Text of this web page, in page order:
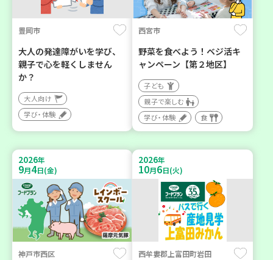
豊岡市
大人の発達障がいを学び、
親子で心を軽くしません
か？
大人向け
学び・体験
西宮市
野菜を食べよう！ベジ活キ
ャンペーン【第２地区】
子ども
親子で楽しむ
学び・体験
食
2026年
9月4日(金)
神戸市西区
2026年
10月6日(火)
西牟婁郡上富田町岩田